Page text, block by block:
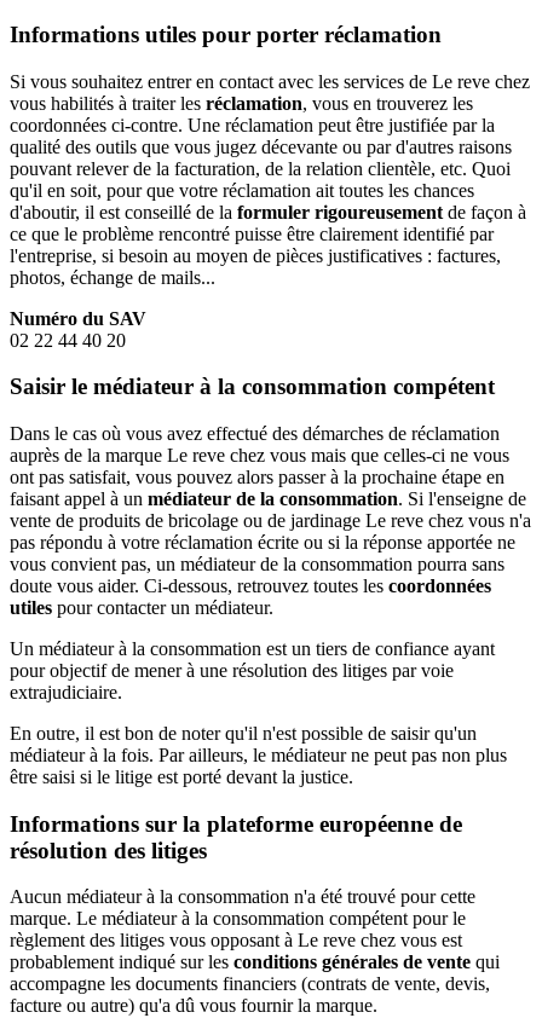
Informations utiles pour porter réclamation
Si vous souhaitez entrer en contact avec les services de Le reve chez
vous habilités à traiter les réclamation, vous en trouverez les
coordonnées ci-contre. Une réclamation peut être justifiée par la
qualité des outils que vous jugez décevante ou par d'autres raisons
pouvant relever de la facturation, de la relation clientèle, etc. Quoi
qu'il en soit, pour que votre réclamation ait toutes les chances
d'aboutir, il est conseillé de la formuler rigoureusement de façon à
ce que le problème rencontré puisse être clairement identifié par
l'entreprise, si besoin au moyen de pièces justificatives : factures,
photos, échange de mails...
Numéro du SAV
02 22 44 40 20
Saisir le médiateur à la consommation compétent
Dans le cas où vous avez effectué des démarches de réclamation
auprès de la marque Le reve chez vous mais que celles-ci ne vous
ont pas satisfait, vous pouvez alors passer à la prochaine étape en
faisant appel à un médiateur de la consommation. Si l'enseigne de
vente de produits de bricolage ou de jardinage Le reve chez vous n'a
pas répondu à votre réclamation écrite ou si la réponse apportée ne
vous convient pas, un médiateur de la consommation pourra sans
doute vous aider. Ci-dessous, retrouvez toutes les coordonnées
utiles pour contacter un médiateur.
Un médiateur à la consommation est un tiers de confiance ayant
pour objectif de mener à une résolution des litiges par voie
extrajudiciaire.
En outre, il est bon de noter qu'il n'est possible de saisir qu'un
médiateur à la fois. Par ailleurs, le médiateur ne peut pas non plus
être saisi si le litige est porté devant la justice.
Informations sur la plateforme européenne de
résolution des litiges
Aucun médiateur à la consommation n'a été trouvé pour cette
marque. Le médiateur à la consommation compétent pour le
règlement des litiges vous opposant à Le reve chez vous est
probablement indiqué sur les conditions générales de vente qui
accompagne les documents financiers (contrats de vente, devis,
facture ou autre) qu'a dû vous fournir la marque.